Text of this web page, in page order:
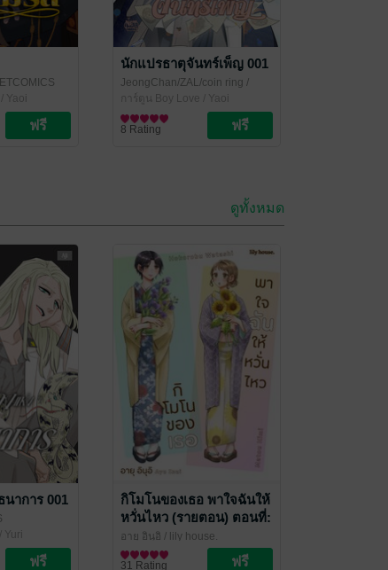
Yaoi
นักแปรธาตุจันทร์เพ็ญ 001
JeongChan/ZAL/coin ring /
NETCOMICS
การ์ตูน Boy Love / Yaoi
8 Rating
ดูทั้งหมด
าการ 001
กิโมโนของเธอ พาใจฉันให้
หวั่นไหว (รายตอน) ตอนที่:
1อายุ อินุอิ / lily house.
การ์ตูน Girl Love / Yuri
31 Rating